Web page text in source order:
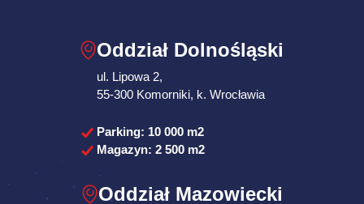
protokoły mobilne. Rozpoczęliśmy
Oddział Dolnośląski
ul. Lipowa 2,
55-300 Komorniki, k. Wrocławia
Parking: 10 000 m2
Magazyn: 2 500 m2
Oddział Mazowiecki